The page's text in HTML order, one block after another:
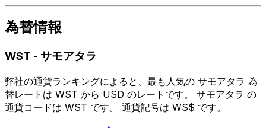
為替情報
WST - サモアタラ
弊社の通貨ランキングによると、最も人気の サモアタラ 為
替レートは WST から USD のレートです。 サモアタラ の
通貨コードは WST です。 通貨記号は WS$ です。